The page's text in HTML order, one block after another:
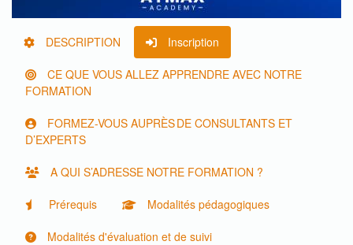
DESCRIPTION Inscription
CE QUE VOUS ALLEZ APPRENDRE AVEC NOTRE
FORMATION
FORMEZ-VOUS AUPRÈS DE CONSULTANTS ET
D’EXPERTS
A QUI S’ADRESSE NOTRE FORMATION ?
Prérequis Modalités pédagogiques
Modalités d'évaluation et de suivi